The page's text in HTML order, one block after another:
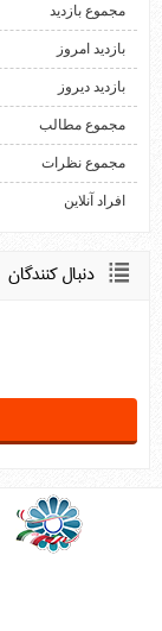
مجموع بازدید
بازدید امروز
بازدید دیروز
مجموع مطالب
مجموع نظرات
افراد آنلاین
دنبال كنندگان